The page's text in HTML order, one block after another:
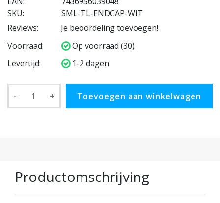
SKU:
SML-TL-ENDCAP-WIT
Reviews:
Je beoordeling toevoegen!
Voorraad:
Op voorraad (30)
Levertijd:
1-2 dagen
- + Toevoegen aan winkelwagen
Productomschrijving